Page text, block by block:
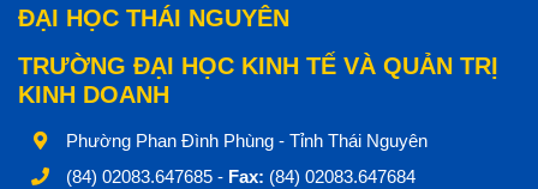
ĐẠI HỌC THÁI NGUYÊN
TRƯỜNG ĐẠI HỌC KINH TẾ VÀ QUẢN TRỊ
KINH DOANH
Phường Phan Đình Phùng - Tỉnh Thái Nguyên
(84) 02083.647685 - Fax: (84) 02083.647684